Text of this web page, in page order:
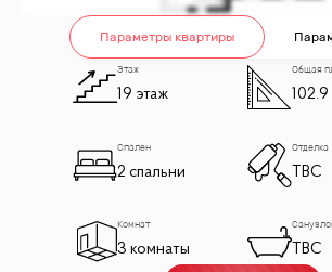
Параметры квартиры
Этаж
19 этаж
Общая
102.9
Спален
2 спальни
Отделка
TBC
Комнат
3 комнаты TBC